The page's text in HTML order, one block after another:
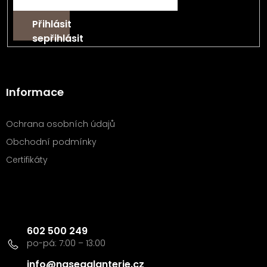
Přihlásit
se
Informace
Ochrana osobních údajů
Obchodní podmínky
Certifikáty
602 500 249